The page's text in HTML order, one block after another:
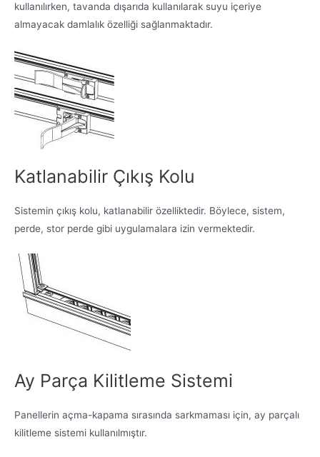
kullanılırken, tavanda dışarıda kullanılarak suyu içeriye
almayacak damlalık özelliği sağlanmaktadır.
Katlanabilir Çıkış Kolu
Sistemin çıkış kolu, katlanabilir özelliktedir. Böylece, sistem,
perde, stor perde gibi uygulamalara izin vermektedir.
Ay Parça Kilitleme Sistemi
Panellerin açma-kapama sırasında sarkmaması için, ay parçalı
kilitleme sistemi kullanılmıştır.